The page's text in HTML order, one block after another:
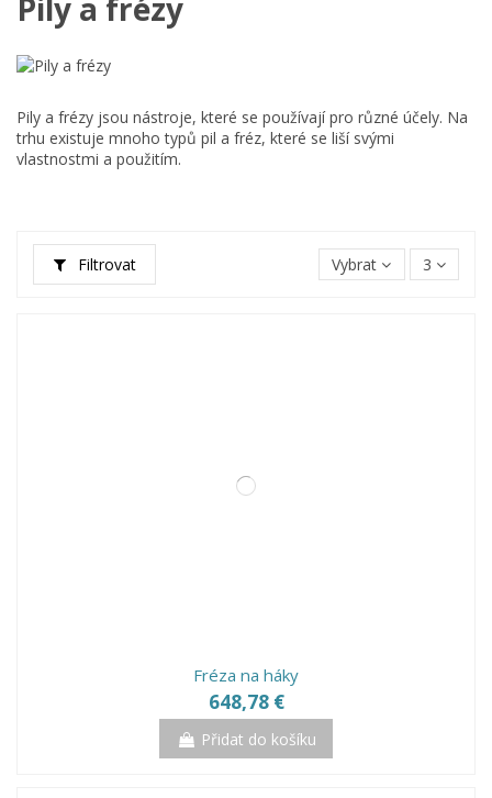
Pily a frézy
Pily a frézy jsou nástroje, které se používají pro různé účely. Na
trhu existuje mnoho typů pil a fréz, které se liší svými
vlastnostmi a použitím.
Filtrovat Vybrat 3
Fréza na háky
648,78 €
Přidat do košíku